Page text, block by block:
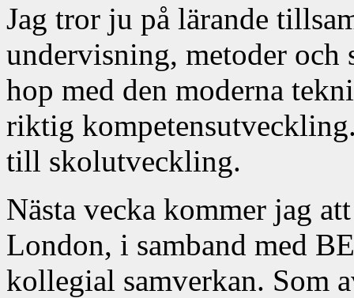
Jag tror ju på lärande
undervisning, metoder
hop med den moderna
riktig
till skolutveckling.
Nästa vecka kommer jag
London, i samband med
kollegial samverkan. Som